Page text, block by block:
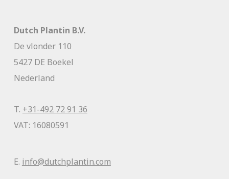
Dutch Plantin B.V.
De vlonder 110
5427 DE Boekel
Nederland
T. +31-492 72 91 36
VAT: 16080591
E. info@dutchplantin.com